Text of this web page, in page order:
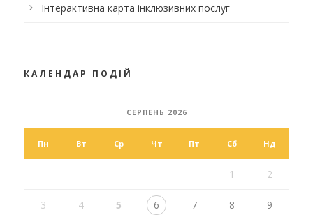
Інтерактивна карта інклюзивних послуг
КАЛЕНДАР ПОДІЙ
СЕРПЕНЬ 2026
Пн Вт Ср Чт Пт Сб Нд
1 2
3 4 5 6 7 8 9